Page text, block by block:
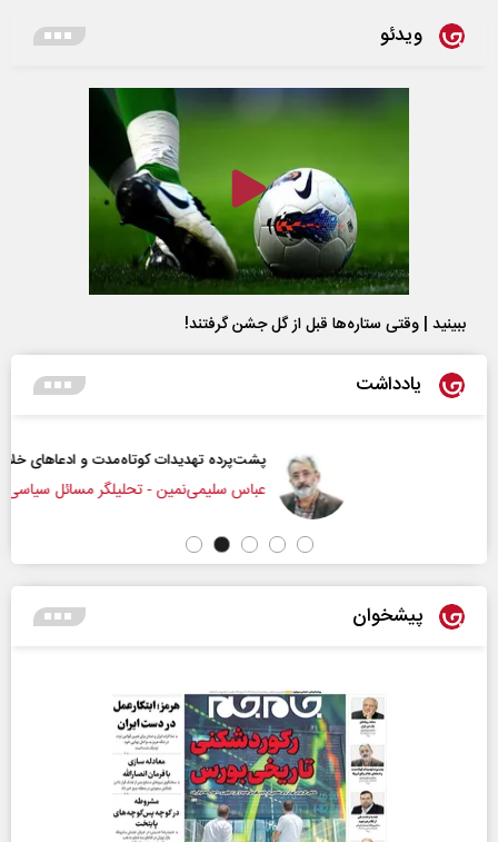
ویدئو
ببینید | وقتی ستاره‌ها قبل از گل جشن گرفتند!
یادداشت
پشت‌پرده تهدیدات کوتاه‏‌مدت و ادعا‌های خلاف واقع آمریکا
عباس سلیمی‌نمین - تحلیلگر مسائل سیاسی
پیشخوان